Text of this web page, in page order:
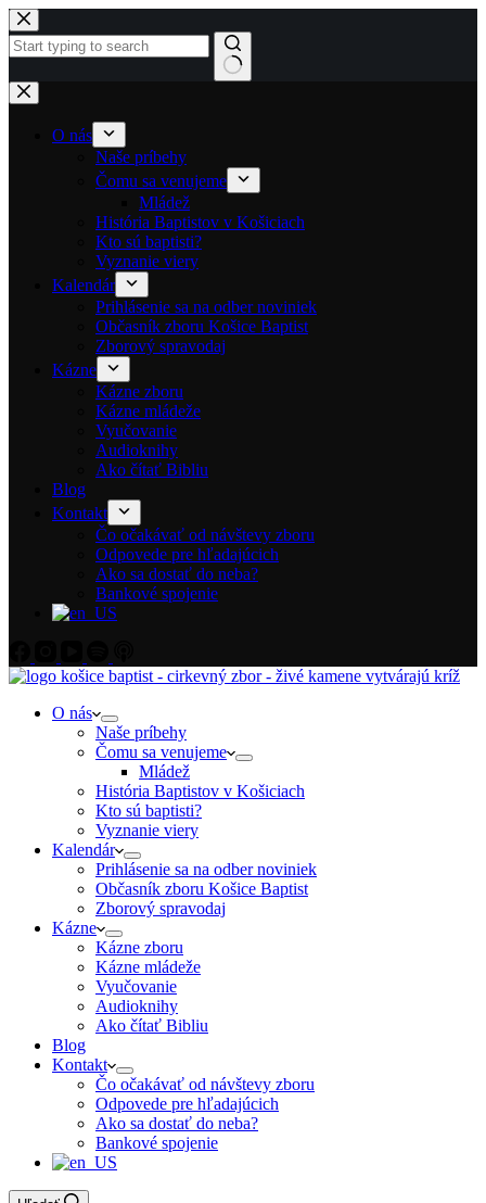
Skip to content
No results
O nás
Naše príbehy
Čomu sa venujeme
Mládež
História Baptistov v Košiciach
Kto sú baptisti?
Vyznanie viery
Kalendár
Prihlásenie sa na odber noviniek
Občasník zboru Košice Baptist
Zborový spravodaj
Kázne
Kázne zboru
Kázne mládeže
Vyučovanie
Audioknihy
Ako čítať Bibliu
Blog
Kontakt
Čo očakávať od návštevy zboru
Odpovede pre hľadajúcich
Ako sa dostať do neba?
Bankové spojenie
O nás
Naše príbehy
Čomu sa venujeme
Mládež
História Baptistov v Košiciach
Kto sú baptisti?
Vyznanie viery
Kalendár
Prihlásenie sa na odber noviniek
Občasník zboru Košice Baptist
Zborový spravodaj
Kázne
Kázne zboru
Kázne mládeže
Vyučovanie
Audioknihy
Ako čítať Bibliu
Blog
Kontakt
Čo očakávať od návštevy zboru
Odpovede pre hľadajúcich
Ako sa dostať do neba?
Bankové spojenie